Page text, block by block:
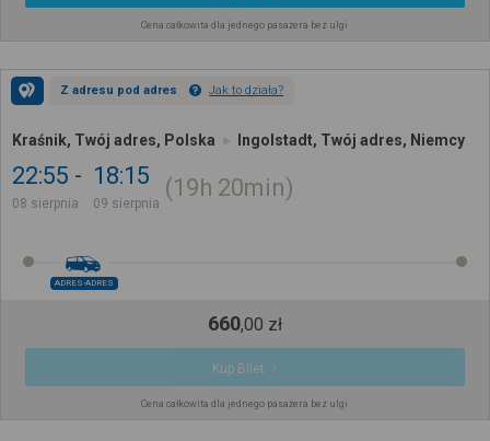
Cena całkowita dla jednego pasażera bez ulgi
Z adresu pod adres Jak to działa?
Kraśnik, Twój adres, Polska Ingolstadt, Twój adres, Niemcy
22:55
08 sierpnia
18:15
09 sierpnia
19h 20min
ADRES-ADRES
660,00 zł
Kup Bilet
Cena całkowita dla jednego pasażera bez ulgi